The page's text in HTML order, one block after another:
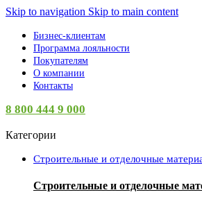
Skip to navigation Skip to main content
Бизнес-клиентам
Программа лояльности
Покупателям
О компании
Контакты
8 800 444 9 000
Категории
Строительные и отделочные
Строительные и отделочные